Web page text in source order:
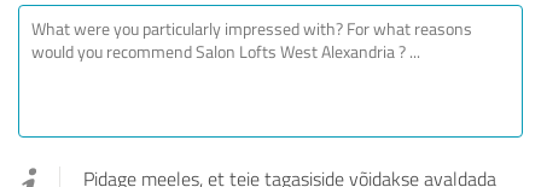
Pidage meeles, et teie tagasiside võidakse avaldada